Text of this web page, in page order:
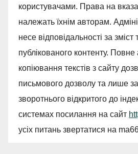
користувачами. Права на
належать їхнім авторам.
несе відповідальності за зміст
публікованого контенту.
копіювання текстів з сайту
письмового дозволу та лише
зворотнього відкритого до
системах посилання на сайт
усіх питань звертатися на